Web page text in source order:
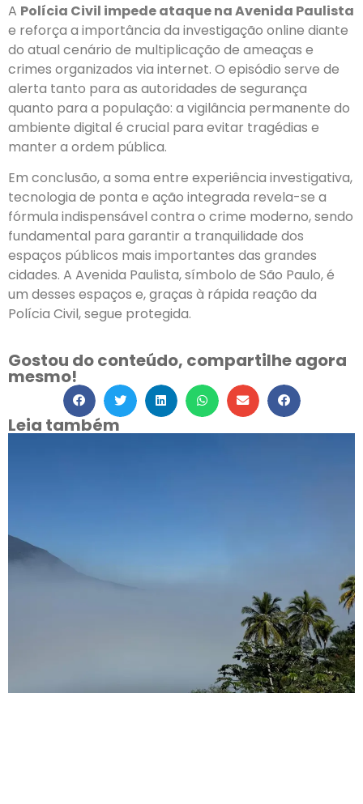
A Polícia Civil impede ataque na Avenida Paulista
e reforça a importância da investigação online diante
do atual cenário de multiplicação de ameaças e
crimes organizados via internet. O episódio serve de
alerta tanto para as autoridades de segurança
quanto para a população: a vigilância permanente do
ambiente digital é crucial para evitar tragédias e
manter a ordem pública.
Em conclusão, a soma entre experiência investigativa,
tecnologia de ponta e ação integrada revela-se a
fórmula indispensável contra o crime moderno, sendo
fundamental para garantir a tranquilidade dos
espaços públicos mais importantes das grandes
cidades. A Avenida Paulista, símbolo de São Paulo, é
um desses espaços e, graças à rápida reação da
Polícia Civil, segue protegida.
Gostou do conteúdo, compartilhe agora
mesmo!
Leia também